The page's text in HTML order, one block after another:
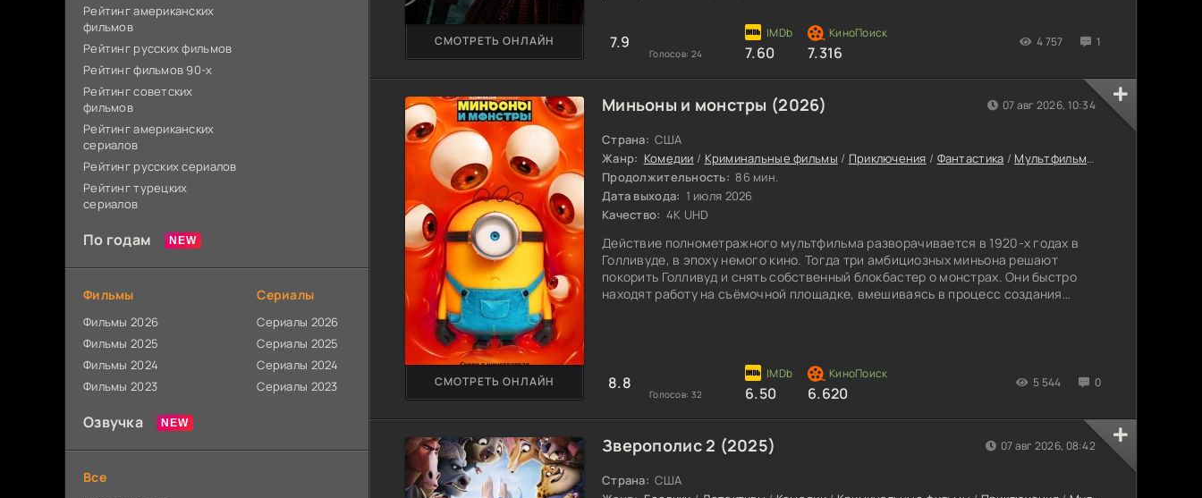
СМОТРЕТЬ ОНЛАЙН 7.9
Голосов: 24 7.60 7.316
4 757 1
Миньоны и монстры (2026)
Страна: США
Жанр: Комедии / Криминальные фильмы / Приключения / Фантастика / Мультфильмы
Продолжительность: 86 мин.
Дата выхода: 1 июля 2026
Качество: 4K UHD
Действие полнометражного мультфильма разворачивается в 1920-х годах в
Голливуде, в эпоху немого кино. Тогда три амбициозных миньона решают
покорить Голливуд и снять собственный блокбастер о монстрах. Они быстро
находят работу на съёмочной площадке, вмешиваясь в процесс создания
СМОТРЕТЬ ОНЛАЙН 8.8
Голосов: 32 6.50 6.620
5 544 0
07 авг 2026, 10:34
Зверополис 2 (2025)
Страна: США
07 авг 2026, 08:42
Рейтинг американских
фильмов
Рейтинг русских фильмов
Рейтинг фильмов 90-х
Рейтинг советских
фильмов
Рейтинг американских
сериалов
Рейтинг русских сериалов
Рейтинг турецких
сериалов
По годам
Фильмы
Фильмы 2026
Фильмы 2025
Фильмы 2024
Фильмы 2023
Сериалы
Сериалы 2026
Сериалы 2025
Сериалы 2024
Сериалы 2023
Озвучка
Все